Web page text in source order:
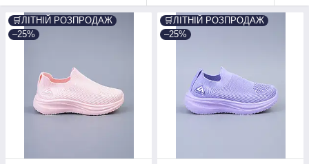
🛒ЛІТНІЙ РОЗПРОДАЖ
–25%
🛒ЛІТНІЙ РОЗПРОДАЖ
–25%